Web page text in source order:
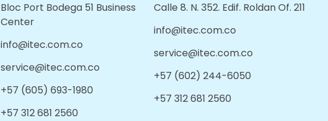
Bloc Port Bodega 51 Business
Center
info@itec.com.co
service@itec.com.co
+57 (605) 693-1980
+57 312 681 2560
Calle 8. N. 352. Edif. Roldan Of. 211
info@itec.com.co
service@itec.com.co
+57 (602) 244-6050
+57 312 681 2560